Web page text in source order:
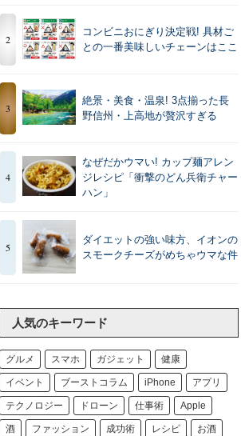
2
コンビニおにぎり決定戦! 具材ご
との一番美味しいチェーンはここ
3
絶景・美食・温泉! 3点揃った長
野信州・上高地が贅沢すぎる
4
なぜだかウマい! カップ麺アレン
ジレシピ「衝撃のどん兵衛チャー
ハン」
5
ダイエットの強い味方、イオンの
スモークチーズがめちゃウマな件
人気のキーワード
グルメ スマホ ガジェット 健康
イベント ブーストコラム iPhone アプリ
テクノロジー ドローン 仕事術 Apple
酒 ファッション 成功術 レシピ お酒